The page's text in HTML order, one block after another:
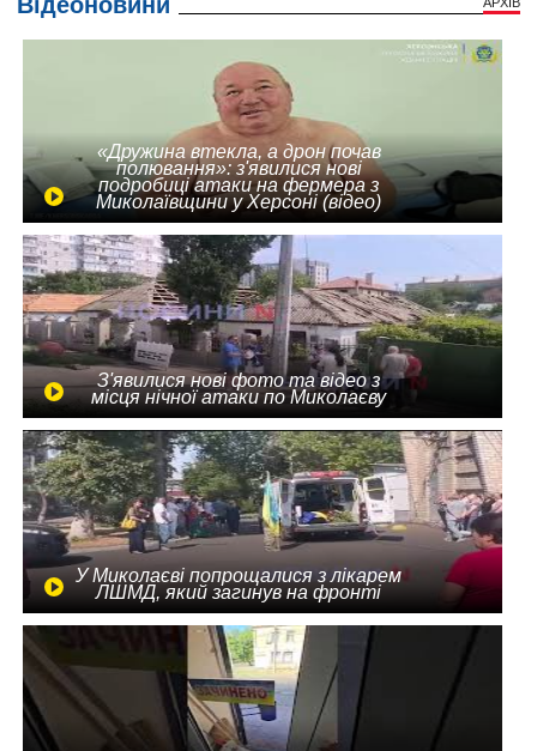
«Дружина втекла, а дрон почав
полювання»: з'явилися нові
подробиці атаки на фермера з
Миколаївщини у Херсоні (відео)
З'явилися нові фото та відео з
місця нічної атаки по Миколаєву
У Миколаєві попрощалися з лікарем
ЛШМД, який загинув на фронті